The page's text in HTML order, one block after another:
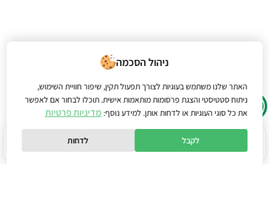
ניהול הסכמה
האתר שלנו משתמש בעוגיות לצורך תפעול תקין, שיפור חוויית השימוש,
ניתוח סטטיסטי והצגת פרסומות מותאמות אישית. תוכלו לבחור אם לאפשר
את כל סוגי העוגיות או לדחות אותן. למידע נוסף:מדיניות פרטיות
לקבל לדחות